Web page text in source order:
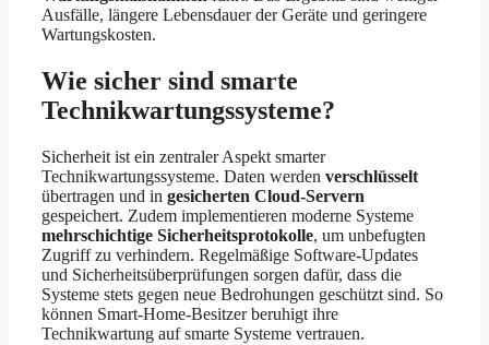
Ausfälle, längere Lebensdauer der Geräte und geringere
Wartungskosten.
Wie sicher sind smarte
Technikwartungssysteme?
Sicherheit ist ein zentraler Aspekt smarter
Technikwartungssysteme. Daten werden verschlüsselt
übertragen und in gesicherten Cloud-Servern
gespeichert. Zudem implementieren moderne Systeme
mehrschichtige Sicherheitsprotokolle, um unbefugten
Zugriff zu verhindern. Regelmäßige Software-Updates
und Sicherheitsüberprüfungen sorgen dafür, dass die
Systeme stets gegen neue Bedrohungen geschützt sind. So
können Smart-Home-Besitzer beruhigt ihre
Technikwartung auf smarte Systeme vertrauen.